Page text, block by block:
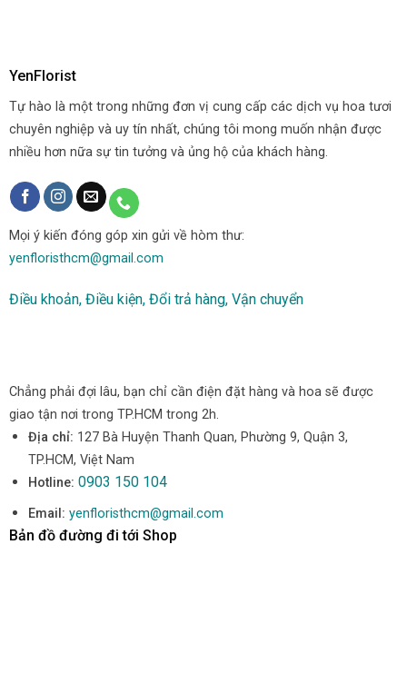
YenFlorist
Tự hào là một trong những đơn vị cung cấp các dịch vụ hoa tươi
chuyên nghiệp và uy tín nhất, chúng tôi mong muốn nhận được
nhiều hơn nữa sự tin tưởng và ủng hộ của khách hàng.
Mọi ý kiến đóng góp xin gửi về hòm thư:
yenfloristhcm@gmail.com
Điều khoản, Điều kiện, Đổi trả hàng, Vận chuyển
Chẳng phải đợi lâu, bạn chỉ cần điện đặt hàng và hoa sẽ được
giao tận nơi trong TP.HCM trong 2h.
Địa chỉ: 127 Bà Huyện Thanh Quan, Phường 9, Quận 3,
TP.HCM, Việt Nam
Hotline: 0903 150 104
Email: yenfloristhcm@gmail.com
Bản đồ đường đi tới Shop